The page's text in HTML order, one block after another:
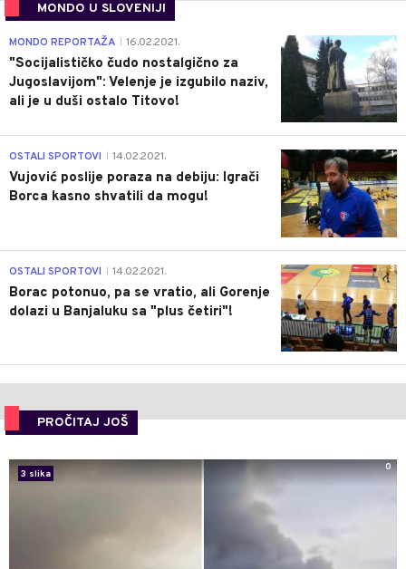
MONDO U SLOVENIJI
4
MONDO REPORTAŽA 16.02.2021.
"Socijalističko čudo nostalgično za
Jugoslavijom": Velenje je izgubilo naziv,
ali je u duši ostalo Titovo!
1
OSTALI SPORTOVI 14.02.2021.
Vujović poslije poraza na debiju: Igrači
Borca kasno shvatili da mogu!
3
OSTALI SPORTOVI 14.02.2021.
Borac potonuo, pa se vratio, ali Gorenje
dolazi u Banjaluku sa "plus četiri"!
PROČITAJ JOŠ
3 slika
0